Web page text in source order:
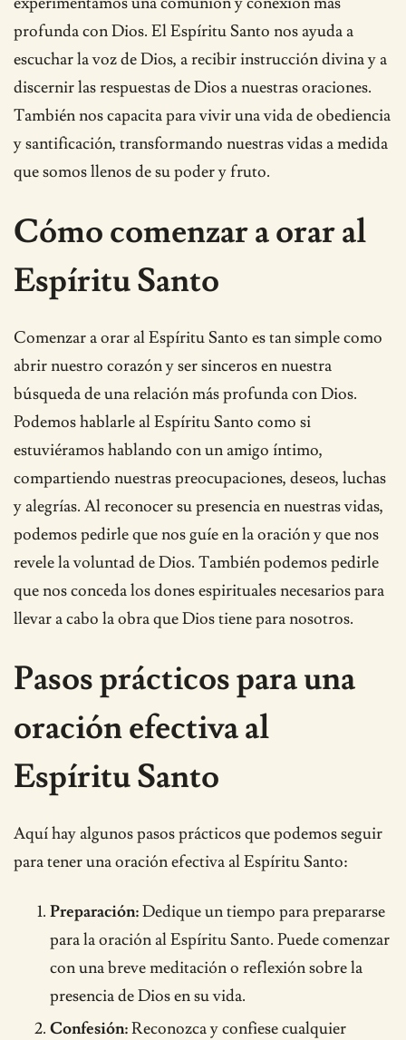
profunda con Dios. El Espíritu Santo nos ayuda a
escuchar la voz de Dios, a recibir instrucción divina y a
discernir las respuestas de Dios a nuestras oraciones.
También nos capacita para vivir una vida de obediencia
y santificación, transformando nuestras vidas a medida
que somos llenos de su poder y fruto.
Cómo comenzar a orar al
Espíritu Santo
Comenzar a orar al Espíritu Santo es tan simple como
abrir nuestro corazón y ser sinceros en nuestra
búsqueda de una relación más profunda con Dios.
Podemos hablarle al Espíritu Santo como si
estuviéramos hablando con un amigo íntimo,
compartiendo nuestras preocupaciones, deseos, luchas
y alegrías. Al reconocer su presencia en nuestras vidas,
podemos pedirle que nos guíe en la oración y que nos
revele la voluntad de Dios. También podemos pedirle
que nos conceda los dones espirituales necesarios para
llevar a cabo la obra que Dios tiene para nosotros.
Pasos prácticos para una
oración efectiva al
Espíritu Santo
Aquí hay algunos pasos prácticos que podemos seguir
para tener una oración efectiva al Espíritu Santo:
Preparación:Dedique un tiempo para prepararse
para la oración al Espíritu Santo. Puede comenzar
con una breve meditación o reflexión sobre la
presencia de Dios en su vida.
Confesión:Reconozca y confiese cualquier